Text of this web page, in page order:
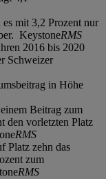
mit 3,2 Prozent nur
KeystoneRMS
2016 bis 2020
Schweizer
in Höhe
Beitrag zum
den vorletzten Platz
RMS
Platz zehn das
zum
RMS